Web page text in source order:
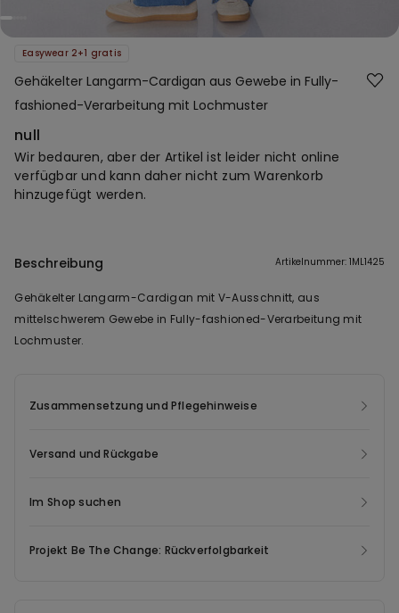
Easywear 2+1 gratis
Gehäkelter Langarm-Cardigan aus Gewebe in Fully-
fashioned-Verarbeitung mit Lochmuster
null
Wir bedauren, aber der Artikel ist leider nicht online
verfügbar und kann daher nicht zum Warenkorb
hinzugefügt werden.
Beschreibung Artikelnummer: 1ML1425
Gehäkelter Langarm-Cardigan mit V-Ausschnitt, aus
mittelschwerem Gewebe in Fully-fashioned-Verarbeitung mit
Lochmuster.
Zusammensetzung und Pflegehinweise
Versand und Rückgabe
Im Shop suchen
Projekt Be The Change: Rückverfolgbarkeit